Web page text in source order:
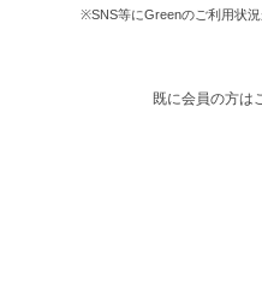
※SNS等にGreenのご利用状況
既に会員の方は